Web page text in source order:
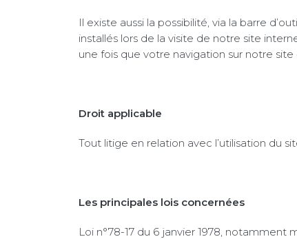
Il existe aussi la possibilité, via la barre
installés lors de la visite de notre site
une fois que votre navigation sur notre
Droit applicable
Tout litige en relation avec l’utilisation du
Les principales lois concernées
Loi n°78-17 du 6 janvier 1978,